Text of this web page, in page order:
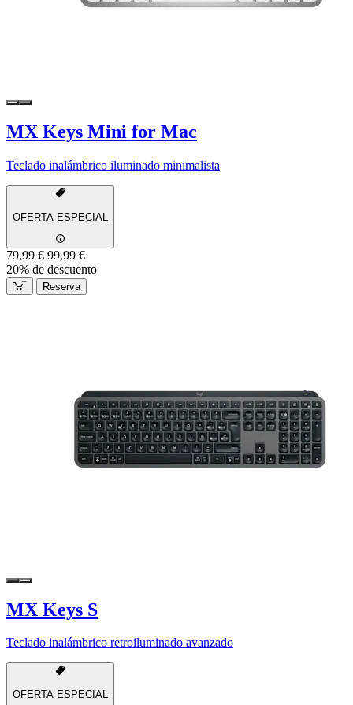
MX Keys Mini for Mac
Teclado inalámbrico iluminado minimalista
OFERTA ESPECIAL
79,99 € 99,99 €
20% de descuento
Reserva
MX Keys S
Teclado inalámbrico retroiluminado avanzado
OFERTA ESPECIAL